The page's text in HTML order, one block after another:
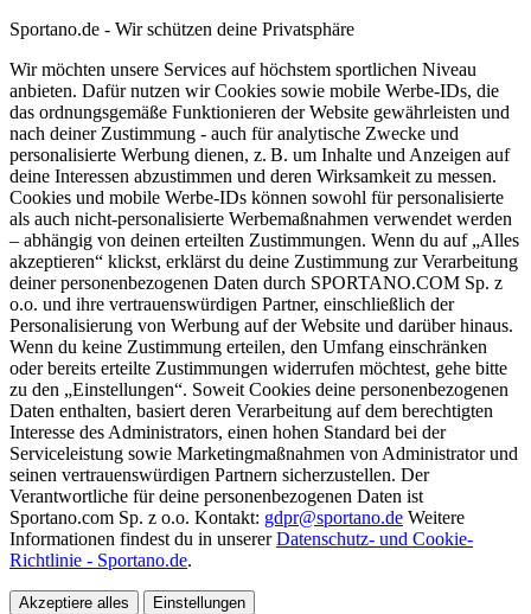
Sportano.de - Wir schützen deine Privatsphäre
Wir möchten unsere Services auf höchstem sportlichen Niveau
anbieten. Dafür nutzen wir Cookies sowie mobile Werbe-IDs, die
das ordnungsgemäße Funktionieren der Website gewährleisten und
nach deiner Zustimmung - auch für analytische Zwecke und
personalisierte Werbung dienen, z. B. um Inhalte und Anzeigen auf
deine Interessen abzustimmen und deren Wirksamkeit zu messen.
Cookies und mobile Werbe-IDs können sowohl für personalisierte
als auch nicht-personalisierte Werbemaßnahmen verwendet werden
– abhängig von deinen erteilten Zustimmungen. Wenn du auf „Alles
akzeptieren“ klickst, erklärst du deine Zustimmung zur Verarbeitung
deiner personenbezogenen Daten durch SPORTANO.COM Sp. z
o.o. und ihre vertrauenswürdigen Partner, einschließlich der
Personalisierung von Werbung auf der Website und darüber hinaus.
Wenn du keine Zustimmung erteilen, den Umfang einschränken
oder bereits erteilte Zustimmungen widerrufen möchtest, gehe bitte
zu den „Einstellungen“. Soweit Cookies deine personenbezogenen
Daten enthalten, basiert deren Verarbeitung auf dem berechtigten
Interesse des Administrators, einen hohen Standard bei der
Serviceleistung sowie Marketingmaßnahmen von Administrator und
seinen vertrauenswürdigen Partnern sicherzustellen. Der
Verantwortliche für deine personenbezogenen Daten ist
Sportano.com Sp. z o.o. Kontakt: gdpr@sportano.de Weitere
Informationen findest du in unsererDatenschutz- und Cookie-
Richtlinie - Sportano.de.
Akzeptiere alles Einstellungen